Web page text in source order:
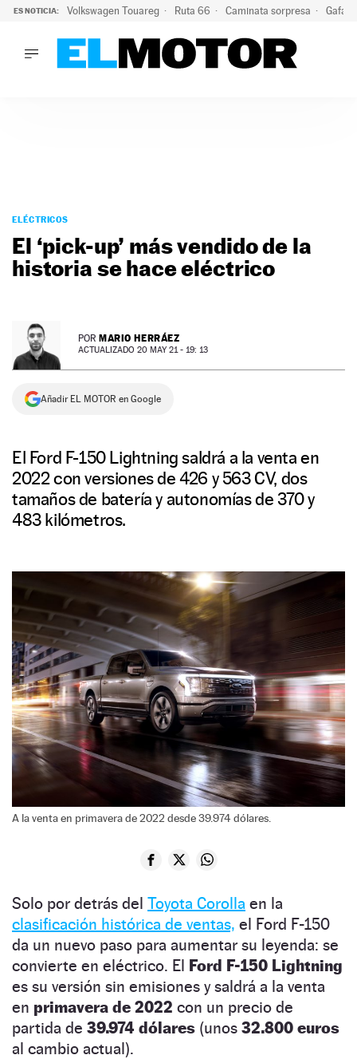
ES NOTICIA: Volkswagen Touareg Ruta 66 Caminata sorpresa Gafas
PODCAST
MOTOS
TECNOLOGÍA
PREMIOS
SERVICIOS
ELÉCTRICOS
El ‘pick-up’ más vendido de la
historia se hace eléctrico
POR MARIO HERRÁEZ
ACTUALIZADO 20 MAY 21 - 19: 13
Añadir EL MOTOR en Google
El Ford F-150 Lightning saldrá a la venta en
2022 con versiones de 426 y 563 CV, dos
tamaños de batería y autonomías de 370 y
483 kilómetros.
A la venta en primavera de 2022 desde 39.974 dólares.
Solo por detrás del Toyota Corolla en la
clasificación histórica de ventas, el Ford F-150
da un nuevo paso para aumentar su leyenda: se
convierte en eléctrico. El Ford F-150 Lightning
es su versión sin emisiones y saldrá a la venta
en primavera de 2022 con un precio de
partida de 39.974 dólares (unos 32.800 euros
al cambio actual).